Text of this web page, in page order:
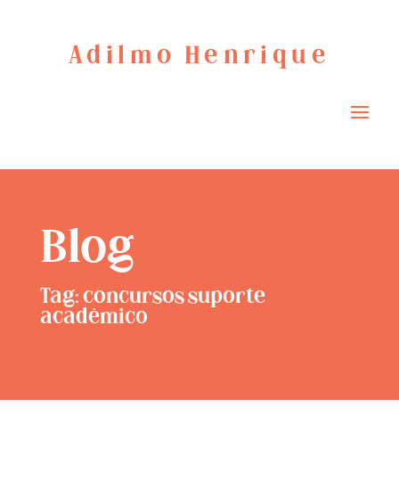
Adilmo Henrique
Blog
Tag: concursos suporte
acadêmico